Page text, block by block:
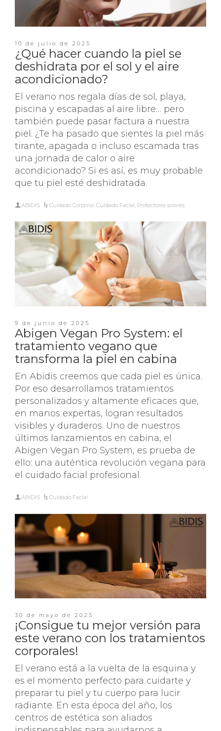
10 de julio de 2025
¿Qué hacer cuando la piel se
deshidrata por el sol y el aire
acondicionado?
El verano nos regala días de sol, playa,
piscina y escapadas al aire libre… pero
también puede pasar factura a nuestra
piel. ¿Te ha pasado que sientes la piel más
tirante, apagada o incluso escamada tras
una jornada de calor o aire
acondicionado? Si es así, es muy probable
que tu piel esté deshidratada.
ABIDIS Cuidado Corporal,Cuidado Facial, Protectores solares
9 de junio de 2025
Abigen Vegan Pro System: el
tratamiento vegano que
transforma la piel en cabina
En Abidis creemos que cada piel es única.
Por eso desarrollamos tratamientos
personalizados y altamente eficaces que,
en manos expertas, logran resultados
visibles y duraderos. Uno de nuestros
últimos lanzamientos en cabina, el
Abigen Vegan Pro System, es prueba de
ello: una auténtica revolución vegana para
el cuidado facial profesional.
ABIDIS Cuidado Facial
30 de mayo de 2025
¡Consigue tu mejor versión para
este verano con los tratamientos
corporales!
El verano está a la vuelta de la esquina y
es el momento perfecto para cuidarte y
preparar tu piel y tu cuerpo para lucir
radiante. En esta época del año, los
centros de estética son aliados